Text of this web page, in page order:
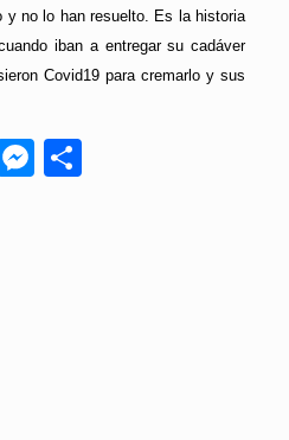
y no lo han resuelto. Es la historia
iban a entregar su cadáver
Covid19 para cremarlo y sus
Telegram
Messenger